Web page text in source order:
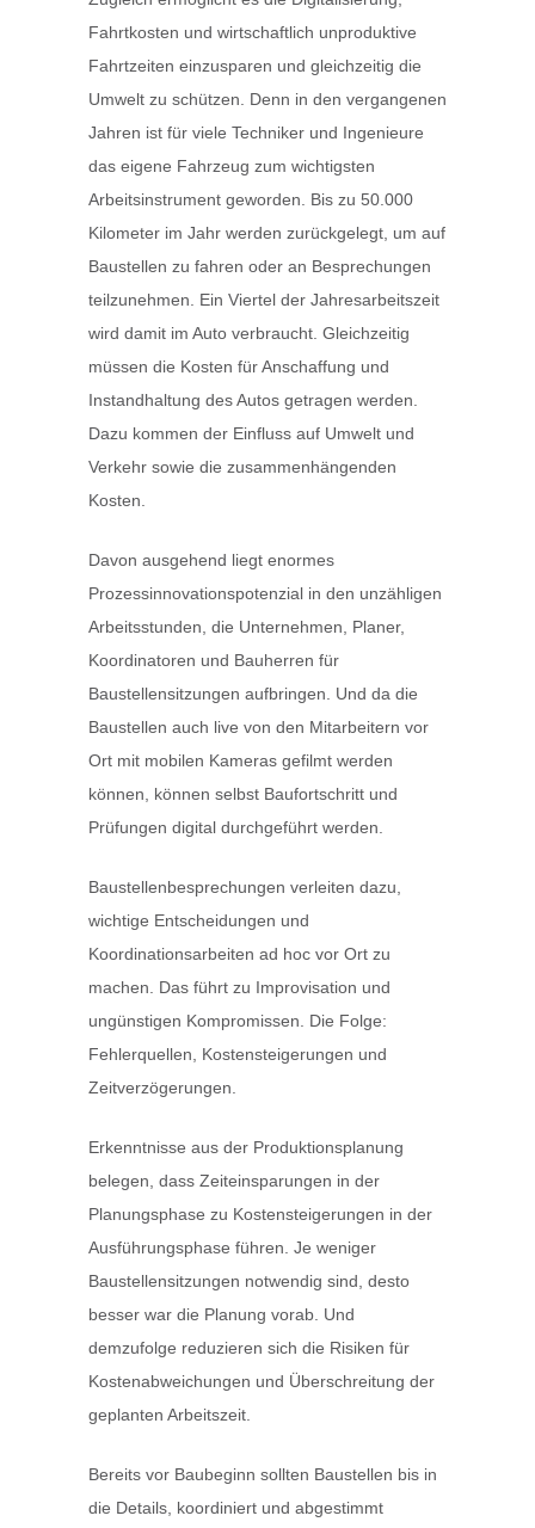
Fahrtkosten und wirtschaftlich unproduktive
Fahrtzeiten einzusparen und gleichzeitig die
Umwelt zu schützen. Denn in den vergangenen
Jahren ist für viele Techniker und Ingenieure
das eigene Fahrzeug zum wichtigsten
Arbeitsinstrument geworden. Bis zu 50.000
Kilometer im Jahr werden zurückgelegt, um auf
Baustellen zu fahren oder an Besprechungen
teilzunehmen. Ein Viertel der Jahresarbeitszeit
wird damit im Auto verbraucht. Gleichzeitig
müssen die Kosten für Anschaffung und
Instandhaltung des Autos getragen werden.
Dazu kommen der Einfluss auf Umwelt und
Verkehr sowie die zusammenhängenden
Kosten.
Davon ausgehend liegt enormes
Prozessinnovationspotenzial in den unzähligen
Arbeitsstunden, die Unternehmen, Planer,
Koordinatoren und Bauherren für
Baustellensitzungen aufbringen. Und da die
Baustellen auch live von den Mitarbeitern vor
Ort mit mobilen Kameras gefilmt werden
können, können selbst Baufortschritt und
Prüfungen digital durchgeführt werden.
Baustellenbesprechungen verleiten dazu,
wichtige Entscheidungen und
Koordinationsarbeiten ad hoc vor Ort zu
machen. Das führt zu Improvisation und
ungünstigen Kompromissen. Die Folge:
Fehlerquellen, Kostensteigerungen und
Zeitverzögerungen.
Erkenntnisse aus der Produktionsplanung
belegen, dass Zeiteinsparungen in der
Planungsphase zu Kostensteigerungen in der
Ausführungsphase führen. Je weniger
Baustellensitzungen notwendig sind, desto
besser war die Planung vorab. Und
demzufolge reduzieren sich die Risiken für
Kostenabweichungen und Überschreitung der
geplanten Arbeitszeit.
Bereits vor Baubeginn sollten Baustellen bis in
die Details, koordiniert und abgestimmt